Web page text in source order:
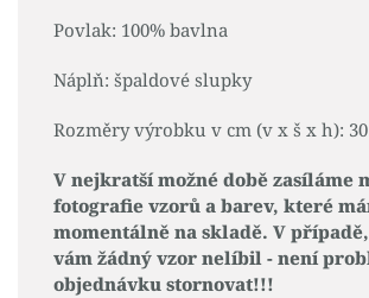
Povlak: 100% bavlna
Náplň: špaldové slupky
Rozměry výrobku v cm (v x š x h):
V nejkratší možné době zasíláme
fotografie vzorů a barev, které
momentálně na skladě. V případě,
vám žádný vzor nelíbil - není
objednávku stornovat!!!